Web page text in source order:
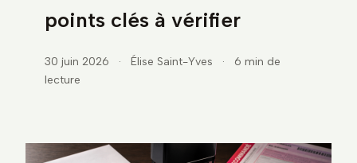
points clés à vérifier
30 juin 2026 · Élise Saint-Yves ·
6 min de
lecture